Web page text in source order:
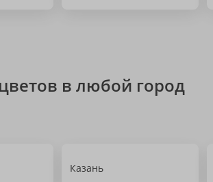
в любой город
Казань